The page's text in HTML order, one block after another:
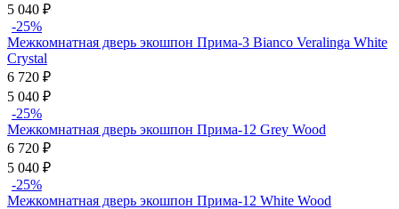
5 040 ₽
-25%
Межкомнатная дверь экошпон Прима-3 Bianco Veralinga White
Сrystal
6 720 ₽
5 040 ₽
-25%
Межкомнатная дверь экошпон Прима-12 Grey Wood
6 720 ₽
5 040 ₽
-25%
Межкомнатная дверь экошпон Прима-12 White Wood